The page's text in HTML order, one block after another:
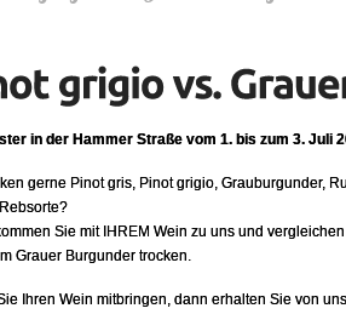
in der Hammer Straße vom 1. bis zum 3. Juli
gerne Pinot gris, Pinot grigio, Grauburgunder,
Sie mit IHREM Wein zu uns und
Grauer Burgunder trocken.
Ihren Wein mitbringen, dann erhalten Sie von